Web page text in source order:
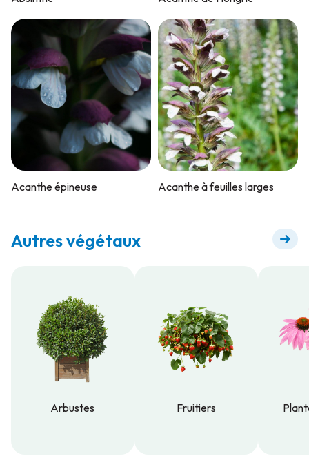
Acanthe épineuse Acanthe à feuilles larges
Autres végétaux
Arbustes
Fruitiers